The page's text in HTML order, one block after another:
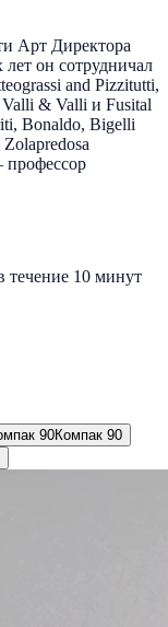
Арт Директора
он сотрудничал
and Pizzitutti,
& Valli и Fusital
Bonaldo, Bigelli
профессор
течение 10 минут
90Компак 90